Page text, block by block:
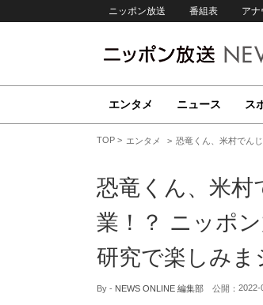
ニッポン放送 番組表 ア
エンタメ ニュース ス
TOP エンタメ 恐竜くん、米村でん
恐竜くん、米村
業！？ ニッポ
研究で楽しみま
By - NEWS ONLINE 編集部 公開： 2022-